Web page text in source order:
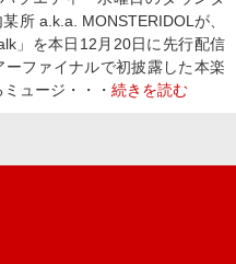
所 a.k.a. MONSTERIDOLが、
」を本日12月20日に先行配信
ファイナルで初披露した本楽
ュージ・・・ 続きを読む